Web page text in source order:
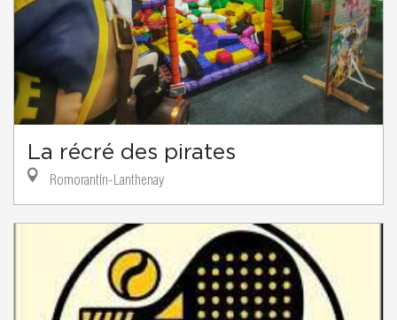
La récré des pirates
Romorantin-Lanthenay